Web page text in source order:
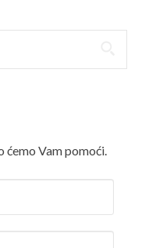
ćemo Vam pomoći.